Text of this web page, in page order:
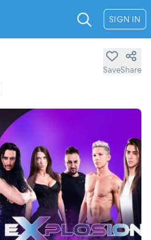
SIGN IN
SaveShare